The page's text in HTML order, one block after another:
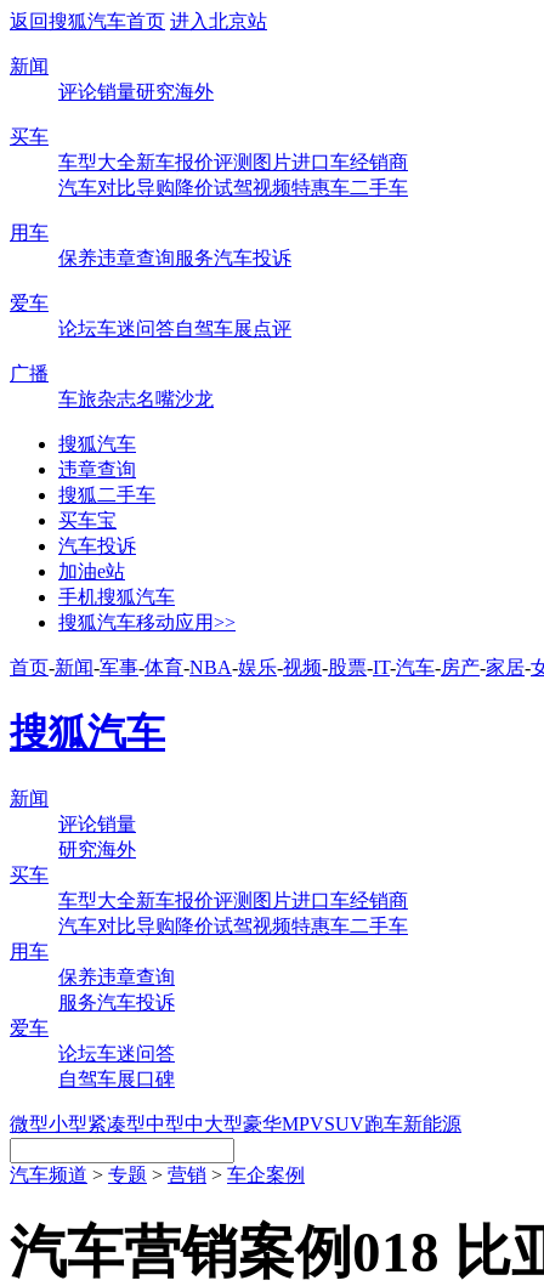
返回搜狐汽车首页 进入北京站
新闻
评论销量研究海外
买车
车型大全新车报价评测 图片进口车经销商
汽车对比导购降价试驾视频特惠车二手车
用车
保养违章查询服务汽车投诉
爱车
论坛车迷问答自驾车展点评
广播
车旅杂志名嘴沙龙
搜狐汽车
违章查询
搜狐二手车
买车宝
汽车投诉
加油e站
手机搜狐汽车
搜狐汽车移动应用>>
首页-新闻-军事-体育-NBA-娱乐-视频-股票-IT-汽车-房产-家居-
搜狐汽车
新闻
评论销量
研究海外
买车
车型大全新车报价评测 图片进口车经销商
汽车对比导购降价试驾视频特惠车二手车
用车
保养违章查询
服务汽车投诉
爱车
论坛车迷问答
自驾车展口碑
微型小型紧凑型中型中大型豪华MPVSUV跑车新能源
汽车频道 > 专题 > 营销 > 车企案例
汽车营销案例018 比